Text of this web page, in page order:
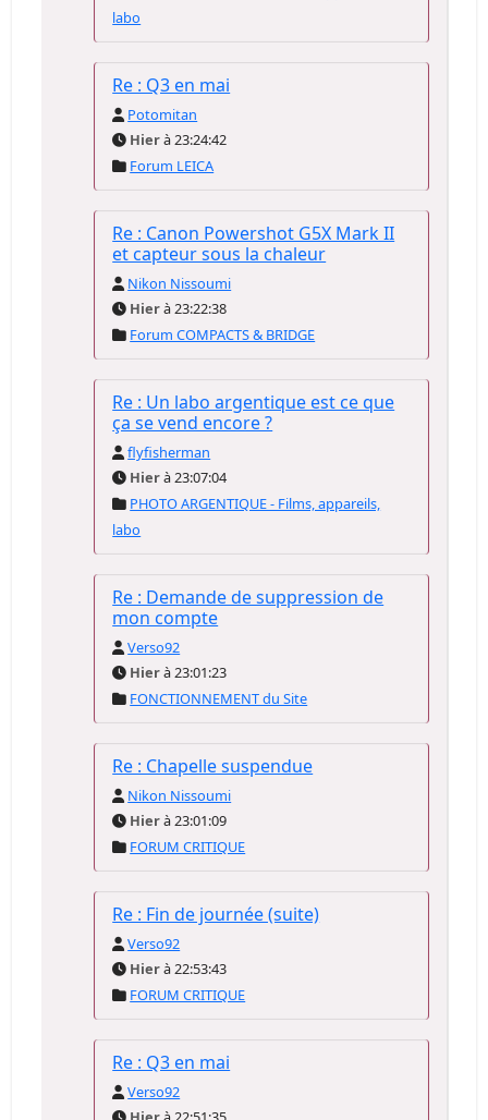
labo
Re : Q3 en mai
Potomitan
Hierà 23:24:42
Forum LEICA
Re : Canon Powershot G5X Mark II
et capteur sous la chaleur
Nikon Nissoumi
Hierà 23:22:38
Forum COMPACTS & BRIDGE
Re : Un labo argentique est ce que
ça se vend encore ?
flyfisherman
Hierà 23:07:04
PHOTO ARGENTIQUE - Films, appareils,
labo
Re : Demande de suppression de
mon compte
Verso92
Hierà 23:01:23
FONCTIONNEMENT du Site
Re : Chapelle suspendue
Nikon Nissoumi
Hierà 23:01:09
FORUM CRITIQUE
Re : Fin de journée (suite)
Verso92
Hierà 22:53:43
FORUM CRITIQUE
Re : Q3 en mai
Verso92